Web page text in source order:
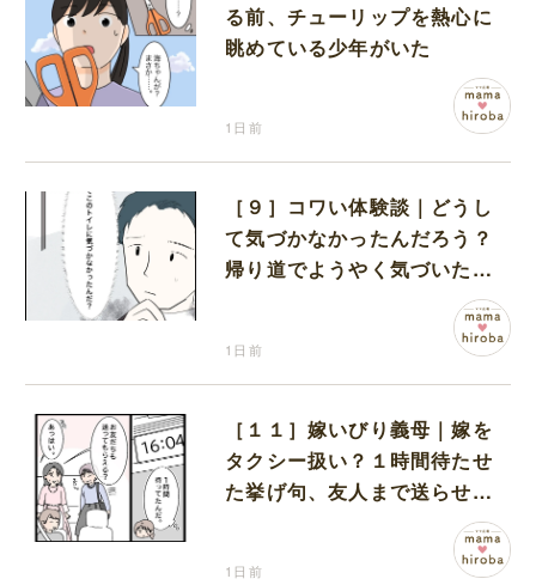
る前、チューリップを熱心に
眺めている少年がいた
1日前
［９］コワい体験談｜どうし
て気づかなかったんだろう？
帰り道でようやく気づいた近
いトイレの存在に首を傾げる
1日前
［１１］嫁いびり義母｜嫁を
タクシー扱い？１時間待たせ
た挙げ句、友人まで送らせる
1日前